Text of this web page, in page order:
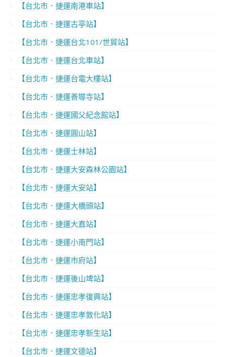
【台北市．捷運南港車站】
【台北市．捷運古亭站】
【台北市．捷運台北101/世貿站】
【台北市．捷運台北車站】
【台北市．捷運台電大樓站】
【台北市．捷運善導寺站】
【台北市．捷運國父紀念館站】
【台北市．捷運圓山站】
【台北市．捷運士林站】
【台北市．捷運大安森林公園站】
【台北市．捷運大安站】
【台北市．捷運大橋頭站】
【台北市．捷運大直站】
【台北市．捷運小南門站】
【台北市．捷運市府站】
【台北市．捷運後山埤站】
【台北市．捷運忠孝復興站】
【台北市．捷運忠孝敦化站】
【台北市．捷運忠孝新生站】
【台北市．捷運文德站】